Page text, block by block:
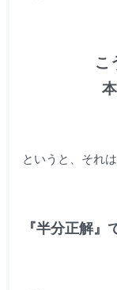
こ
というと、それは
『半分正解』